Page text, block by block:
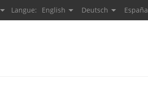
Langue: English Deutsch España